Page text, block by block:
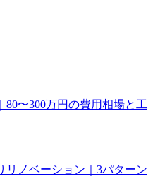
〜300万円の費用相場と工
リノベーション｜3パターン